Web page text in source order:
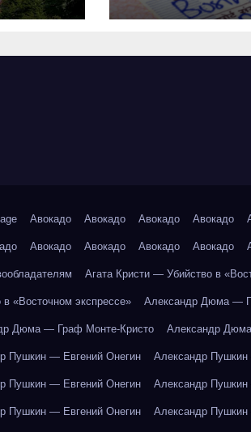
Авокадо Авокадо Авокадо Авокадо
Авокадо Авокадо Авокадо Авокадо
Агата Кристи — Убийство в
«Восточном экспрессе» Александр Дюма —
Дюма — Граф Монте-Кристо Александр
Пушкин — Евгений Онегин Александр
Пушкин — Евгений Онегин Александр
Пушкин — Евгений Онегин Александр